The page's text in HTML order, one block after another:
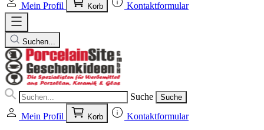
Mein Profil Korb Kontaktformular
Suchen...
Suche Suche
Mein Profil Korb Kontaktformular